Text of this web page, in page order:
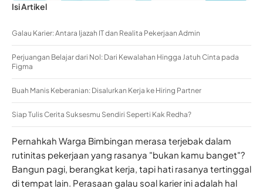
Isi Artikel
Galau Karier: Antara Ijazah IT dan Realita Pekerjaan Admin
Perjuangan Belajar dari Nol: Dari Kewalahan Hingga Jatuh Cinta pada
Figma
Buah Manis Keberanian: Disalurkan Kerja ke Hiring Partner
Siap Tulis Cerita Suksesmu Sendiri Seperti Kak Redha?
Pernahkah Warga Bimbingan merasa terjebak dalam
rutinitas pekerjaan yang rasanya "bukan kamu banget"?
Bangun pagi, berangkat kerja, tapi hati rasanya tertinggal
di tempat lain. Perasaan galau soal karier ini adalah hal